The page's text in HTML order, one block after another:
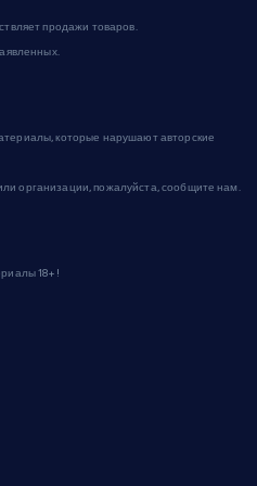
продажи товаров.
которые нарушают авторские
организации, пожалуйста, сообщите нам.
18+!